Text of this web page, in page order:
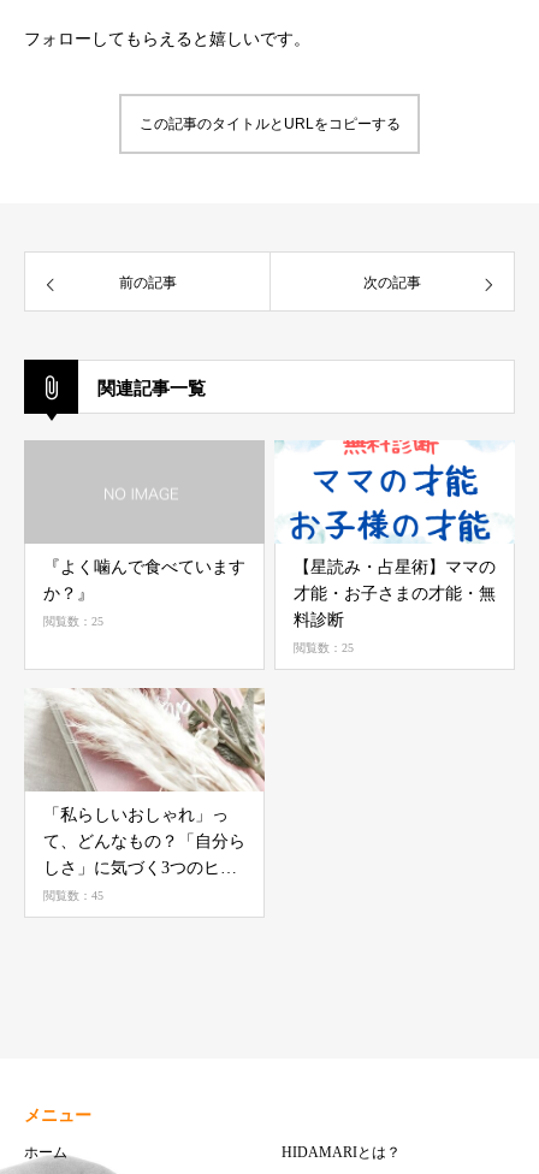
フォローしてもらえると嬉しいです。
この記事のタイトルとURLをコピーする
前の記事 次の記事
関連記事一覧
『よく噛んで食べています
か？』
閲覧数：25
【星読み・占星術】ママの
才能・お子さまの才能・無
料診断
閲覧数：25
「私らしいおしゃれ」っ
て、どんなもの？「自分ら
しさ」に気づく3つのヒン
ト
閲覧数：45
メニュー
ホーム HIDAMARIとは？